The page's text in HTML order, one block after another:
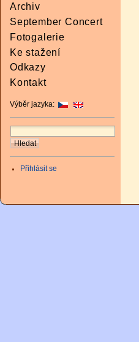
Archiv
September Concert
Fotogalerie
Ke stažení
Odkazy
Kontakt
Výběr jazyka:
Přihlásit se